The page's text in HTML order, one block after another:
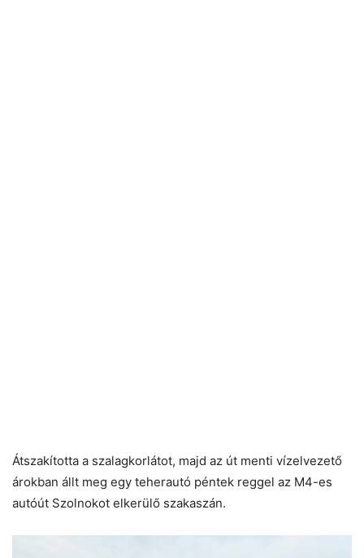
Átszakította a szalagkorlátot, majd az út menti vízelvezető
árokban állt meg egy teherautó péntek reggel az M4-es
autóút Szolnokot elkerülő szakaszán.